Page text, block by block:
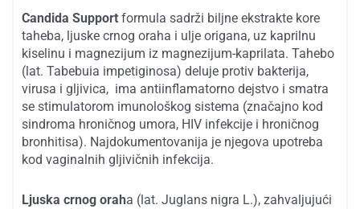
Candida Support formula sadrži biljne ekstrakte kore
taheba, ljuske crnog oraha i ulje origana, uz kaprilnu
kiselinu i magnezijum iz magnezijum-kaprilata. Tahebo
(lat. Tabebuia impetiginosa) deluje protiv bakterija,
virusa i gljivica, ima antiinflamatorno dejstvo i smatra
se stimulatorom imunološkog sistema (značajno kod
sindroma hroničnog umora, HIV infekcije i hroničnog
bronhitisa). Najdokumentovanija je njegova upotreba
kod vaginalnih gljivičnih infekcija.
Ljuska crnog oraha (lat. Juglans nigra L.), zahvaljujući